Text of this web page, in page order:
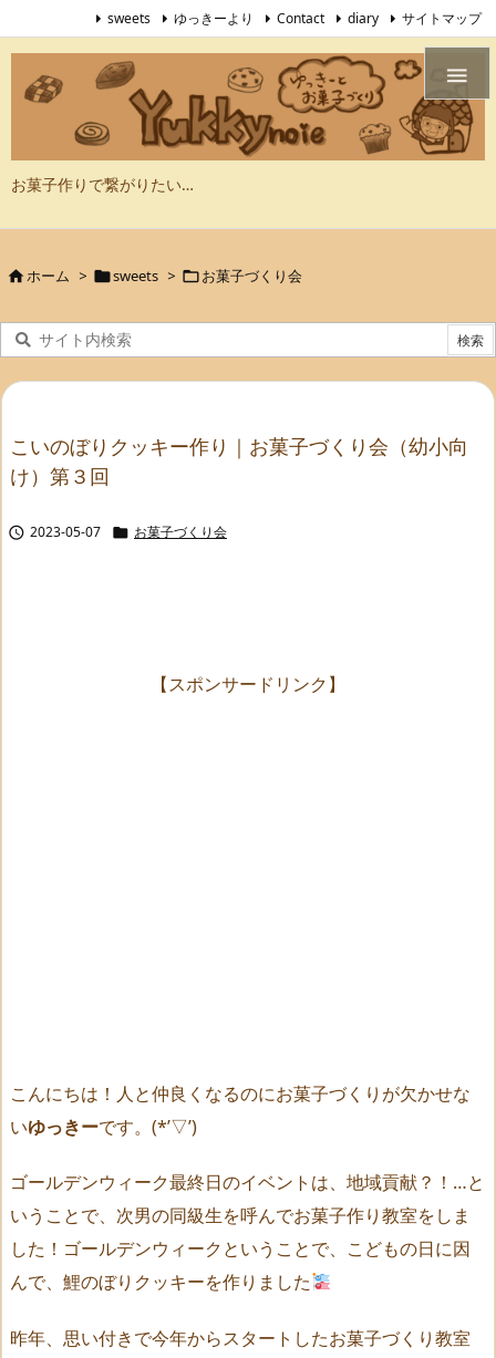
お菓子作りで繋がりたい…

sweets ゆっきーより Contact diary サイトマップ
ホーム > sweets > お菓子づくり会
こいのぼりクッキー作り｜お菓子づくり会（幼小向
け）第３回
 2023-05-07  お菓子づくり会
【スポンサードリンク】
こんにちは！人と仲良くなるのにお菓子づくりが欠かせな
いゆっきーです。(*’▽’)
ゴールデンウィーク最終日のイベントは、地域貢献？！…と
いうことで、次男の同級生を呼んでお菓子作り教室をしま
した！ゴールデンウィークということで、こどもの日に因
んで、鯉のぼりクッキーを作りました
昨年、思い付きで今年からスタートしたお菓子づくり教室